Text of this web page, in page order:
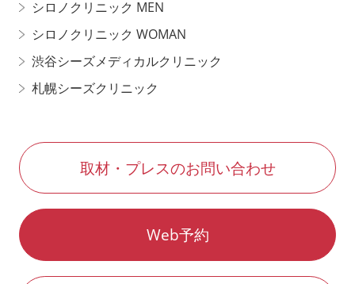
シロノクリニック MEN
シロノクリニック WOMAN
渋谷シーズメディカルクリニック
札幌シーズクリニック
取材・プレスのお問い合わせ
Web予約